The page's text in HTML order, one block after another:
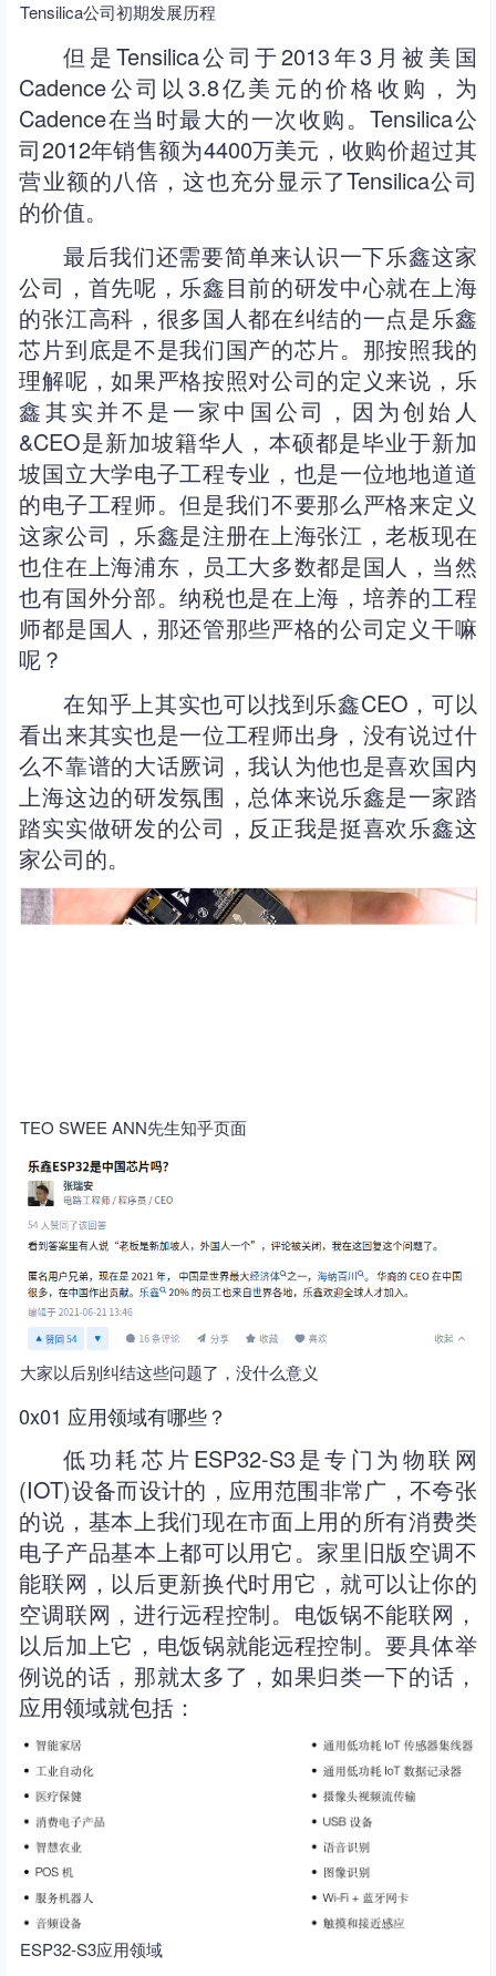
Tensilica公司初期发展历程
但是Tensilica公司于2013年3月被美国
Cadence公司以3.8亿美元的价格收购，为
Cadence在当时最大的一次收购。Tensilica公
司2012年销售额为4400万美元，收购价超过其
营业额的八倍，这也充分显示了Tensilica公司
的价值。
最后我们还需要简单来认识一下乐鑫这家
公司，首先呢，乐鑫目前的研发中心就在上海
的张江高科，很多国人都在纠结的一点是乐鑫
芯片到底是不是我们国产的芯片。那按照我的
理解呢，如果严格按照对公司的定义来说，乐
鑫其实并不是一家中国公司，因为创始人
&CEO是新加坡籍华人，本硕都是毕业于新加
坡国立大学电子工程专业，也是一位地地道道
的电子工程师。但是我们不要那么严格来定义
这家公司，乐鑫是注册在上海张江，老板现在
也住在上海浦东，员工大多数都是国人，当然
也有国外分部。纳税也是在上海，培养的工程
师都是国人，那还管那些严格的公司定义干嘛
呢？
在知乎上其实也可以找到乐鑫CEO，可以
看出来其实也是一位工程师出身，没有说过什
么不靠谱的大话厥词，我认为他也是喜欢国内
上海这边的研发氛围，总体来说乐鑫是一家踏
踏实实做研发的公司，反正我是挺喜欢乐鑫这
家公司的。
TEO SWEE ANN先生知乎页面
大家以后别纠结这些问题了，没什么意义
0x01 应用领域有哪些？
低功耗芯片ESP32-S3是专门为物联网
(IOT)设备而设计的，应用范围非常广，不夸张
的说，基本上我们现在市面上用的所有消费类
电子产品基本上都可以用它。家里旧版空调不
能联网，以后更新换代时用它，就可以让你的
空调联网，进行远程控制。电饭锅不能联网，
以后加上它，电饭锅就能远程控制。要具体举
例说的话，那就太多了，如果归类一下的话，
应用领域就包括：
ESP32-S3应用领域